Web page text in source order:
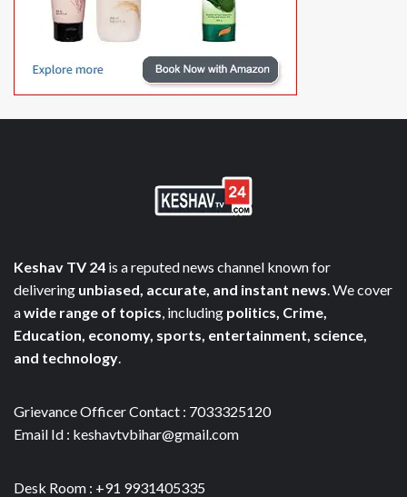
Keshav TV 24 is a reputed news channel known for
delivering unbiased, accurate, and instant news . We cover
awide range of topics , including politics, Crime,
Education, economy, sports, entertainment, science,
and technology
Grievance Officer Contact : 7033325120
Email Id : keshavtvbihar@gmail.com
Desk Room : +91 9931405335